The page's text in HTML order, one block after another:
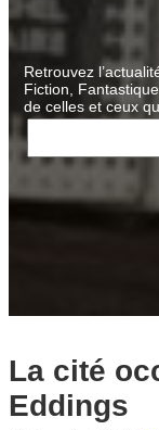
Retrouvez
Fiction,
de celles et ceux
R
e
c
La cité
Eddings